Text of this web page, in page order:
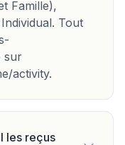
Famille),
Tout
sur
activity.
les reçus